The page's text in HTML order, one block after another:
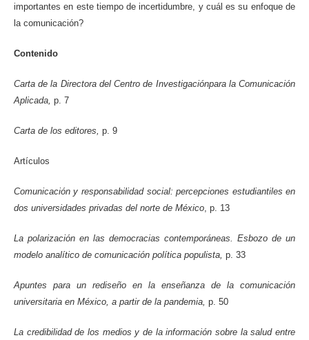
importantes en este tiempo de incertidumbre, y cuál es su enfoque de
la comunicación?
Contenido
Carta de la Directora del Centro de Investigaciónpara la Comunicación
Aplicada, p. 7
Carta de los editores, p. 9
Artículos
Comunicación y responsabilidad social: percepciones estudiantiles en
dos universidades privadas del norte de México, p. 13
La polarización en las democracias contemporáneas. Esbozo de un
modelo analítico de comunicación política populista, p. 33
Apuntes para un rediseño en la enseñanza de la comunicación
universitaria en México, a partir de la pandemia, p. 50
La credibilidad de los medios y de la información sobre la salud entre